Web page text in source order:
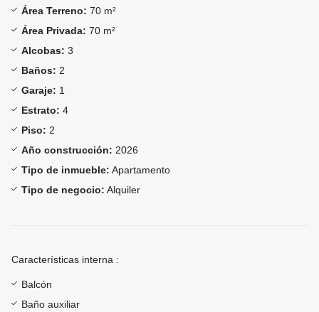
Área Terreno: 70 m²
Área Privada: 70 m²
Alcobas: 3
Baños: 2
Garaje: 1
Estrato: 4
Piso: 2
Año construcción: 2026
Tipo de inmueble: Apartamento
Tipo de negocio: Alquiler
Características interna :
Balcón
Baño auxiliar